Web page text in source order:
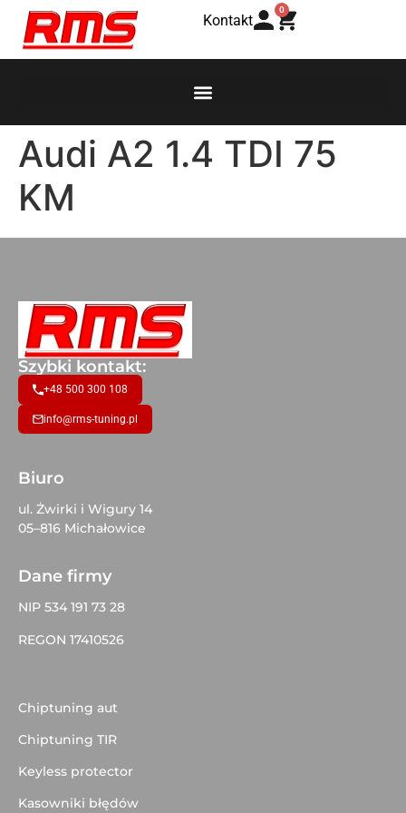
Kontakt
0
Audi A2 1.4 TDI 75
KM
Szybki kontakt:
+48 500 300 108
info@rms-tuning.pl
Biuro
ul. Żwirki i Wigury 14
05–816 Michałowice
Dane firmy
NIP 534 191 73 28
REGON 17410526
Chiptuning aut
Chiptuning TIR
Keyless protector
Kasowniki błędów